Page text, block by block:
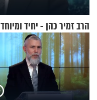
הרב זמיר כהן - יחיד ומיוחד